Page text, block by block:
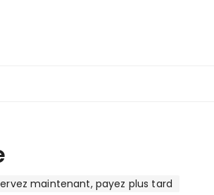
maintenant, payez plus tard